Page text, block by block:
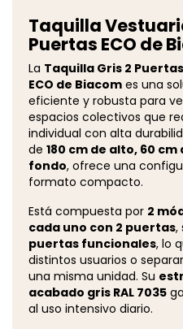
Taquilla
Puertas ECO de
La Taquilla Gris 2
ECO de Biacom es una
eficiente y robusta para
espacios colectivos que
individual con alta
de 180 cm de alto, 60
fondo, ofrece una
formato compacto.
Está compuesta por 2
cada uno con 2 puertas,
puertas funcionales, lo
distintos usuarios o
una misma unidad. Su
acabado gris RAL 7035
al uso intensivo diario.